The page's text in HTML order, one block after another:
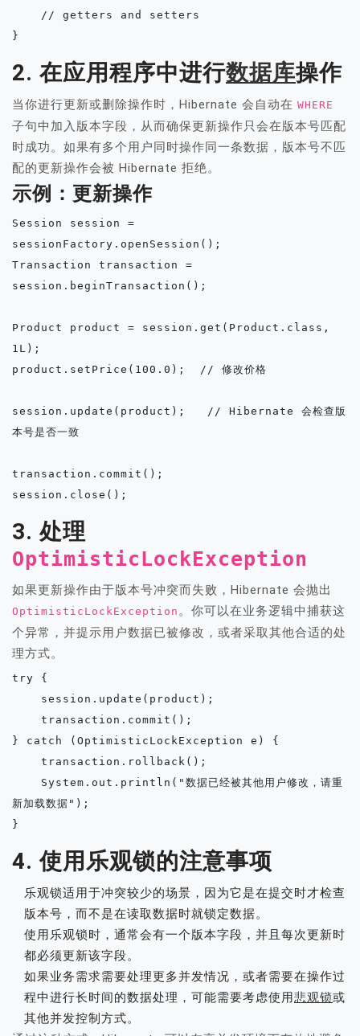
2. 在应用程序中进行数据库操作
当你进行更新或删除操作时，Hibernate 会自动在 WHERE
子句中加入版本字段，从而确保更新操作只会在版本号匹配
时成功。如果有多个用户同时操作同一条数据，版本号不匹
配的更新操作会被 Hibernate 拒绝。
示例：更新操作
Session session =
sessionFactory.openSession();
Transaction transaction =
session.beginTransaction();
Product product = session.get(Product.class,
1L);
product.setPrice(100.0);  // 修改价格
session.update(product);   // Hibernate 会检查版
本号是否一致
transaction.commit();
3. 处理
OptimisticLockException
如果更新操作由于版本号冲突而失败，Hibernate 会抛出
OptimisticLockException 。你可以在业务逻辑中捕获这
个异常，并提示用户数据已被修改，或者采取其他合适的处
理方式。
try {
} catch (OptimisticLockException e) {
新加载数据");
4. 使用乐观锁的注意事项
乐观锁适用于冲突较少的场景，因为它是在提交时才检查
版本号，而不是在读取数据时就锁定数据。
使用乐观锁时，通常会有一个版本字段，并且每次更新时
都必须更新该字段。
如果业务需求需要处理更多并发情况，或者需要在操作过
程中进行长时间的数据处理，可能需要考虑使用悲观锁或
其他并发控制方式。